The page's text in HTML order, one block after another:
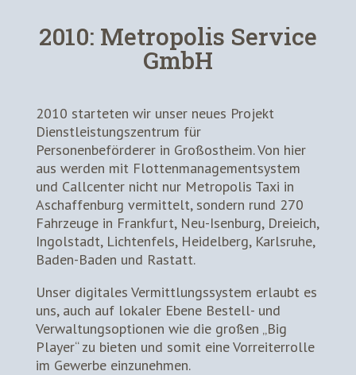
2010: Metropolis Service
GmbH
2010 starteten wir unser neues Projekt
Dienstleistungszentrum für
Personenbeförderer in Großostheim. Von hier
aus werden mit Flottenmanagementsystem
und Callcenter nicht nur Metropolis Taxi in
Aschaffenburg vermittelt, sondern rund 270
Fahrzeuge in Frankfurt, Neu-Isenburg, Dreieich,
Ingolstadt, Lichtenfels, Heidelberg, Karlsruhe,
Baden-Baden und Rastatt.
Unser digitales Vermittlungssystem erlaubt es
uns, auch auf lokaler Ebene Bestell- und
Verwaltungsoptionen wie die großen „Big
Player“ zu bieten und somit eine Vorreiterrolle
im Gewerbe einzunehmen.